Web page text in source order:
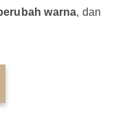
warna, dan